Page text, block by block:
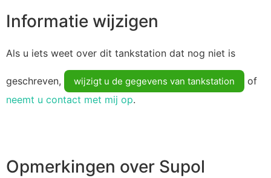
Informatie wijzigen
Als u iets weet over dit tankstation dat nog niet is
geschreven, wijzigt u de gegevens van tankstation
of
neemt u contact met mij op.
Opmerkingen over Supol